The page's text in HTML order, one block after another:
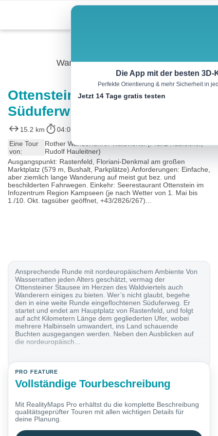
content
Wandern
Ottensteiner Stausee:
Süduferweg
15.2 km 04:00 h
Eine Tour
von:
Rother Wanderführer Waldviertel (Franz Hauleitner,
Rudolf Hauleitner)
Ausgangspunkt: Rastenfeld, Floriani-Denkmal am großen
Marktplatz (579 m, Bushalt, Parkplätze).Anforderungen: Einfache,
aber ziemlich lange Wanderung auf meist gut bez. und
beschilderten Fahrwegen. Einkehr: Seerestaurant Ottenstein im
Infozentrum Region Kampseen (je nach Wetter von 1. Mai bis
1./10. Okt. tagsüber geöffnet, +43/2826/267)...
Ansprechende Runde mit nordeuropäischem Ambiente Von
Wasserratten jeden Alters geschätzt, vermag der
Ottensteiner Stausee im Herzen des Waldviertels auch
Wanderern einiges zu bieten. Wer’s nicht glaubt, begehe
den in eine weite Runde eingeflochtenen Süduferweg. Er
startet und endet am Hauptplatz von Rastenfeld, und folgt
auf acht Kilometern Länge dem gegliederten Ufer, wobei
mehrere Halbinseln umwandert, ins Land schauende
Buchten ausgegangen werden. Neben den Ausblicken auf
die nordeuropäisch...
PRO FEATURE
Vollständige Tourbeschreibung
Mit RealityMaps Pro erhältst du die komplette Beschreibung
qualitätsgeprüfter Touren mit allen wichtigen Details für
deine Planung.
Die App mit der besten 3D-
Perfekte Orientierung & mehr Sicherheit in
Jetzt 14 Tage gratis testen